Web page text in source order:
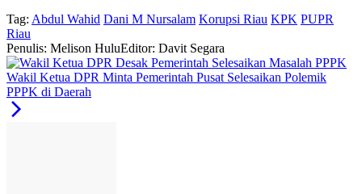
Tag: Abdul Wahid Dani M Nursalam Korupsi Riau KPK PUPR
Riau
Penulis: Melison HuluEditor: Davit Segara
Wakil Ketua DPR Minta Pemerintah Pusat Selesaikan Polemik
PPPK di Daerah